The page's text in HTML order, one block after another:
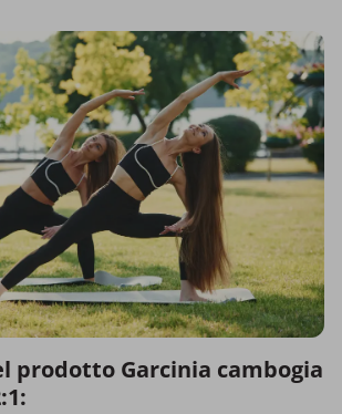
prodotto Garcinia cambogia